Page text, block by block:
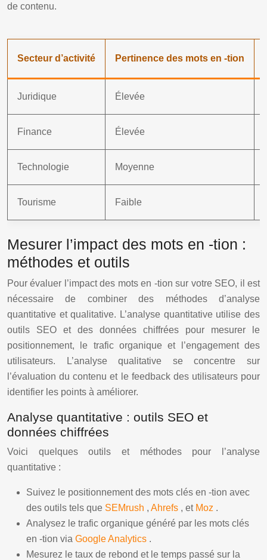
de contenu.
Secteur d’activité Pertinence des mots en -tion
Juridique Élevée
Finance Élevée
Technologie Moyenne
Tourisme Faible
Mesurer l’impact des mots en -tion :
méthodes et outils
Pour évaluer l’impact des mots en -tion sur votre SEO, il est
nécessaire de combiner des méthodes d’analyse
quantitative et qualitative. L’analyse quantitative utilise des
outils SEO et des données chiffrées pour mesurer le
positionnement, le trafic organique et l’engagement des
utilisateurs. L’analyse qualitative se concentre sur
l’évaluation du contenu et le feedback des utilisateurs pour
identifier les points à améliorer.
Analyse quantitative : outils SEO et
données chiffrées
Voici quelques outils et méthodes pour l’analyse
quantitative :
Suivez le positionnement des mots clés en -tion avec
des outils tels que SEMrush , Ahrefs , et Moz .
Analysez le trafic organique généré par les mots clés
en -tion via Google Analytics .
Mesurez le taux de rebond et le temps passé sur la